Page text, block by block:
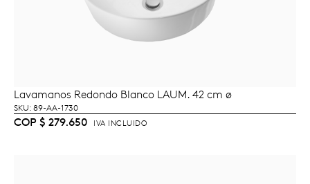
AÑADIR AL CARRITO
Lavamanos Redondo Blanco LAUM. 42 cm ø
SKU: 89-AA-1730
COP $ 279.650 IVA INCLUIDO